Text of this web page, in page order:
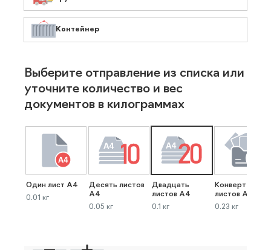
Контейнер
Выберите отправление из списка или
уточните количество и вес
документов в килограммах
Один лист А4
0.01 кг
Десять листов
А4
0.05 кг
Двадцать
листов А4
0.1 кг
Конверт до 40
листов А4
0.23 кг